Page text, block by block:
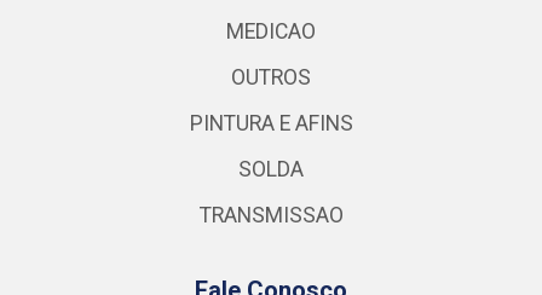
MEDICAO
OUTROS
PINTURA E AFINS
SOLDA
TRANSMISSAO